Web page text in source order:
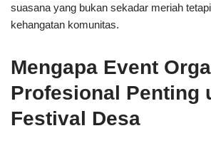
suasana yang bukan sekadar meriah
kehangatan komunitas.
Mengapa Event
Profesional Penting
Festival Desa